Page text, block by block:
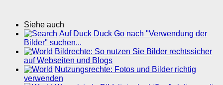
Siehe auch
Auf Duck Duck Go nach "Verwendung der
Bilder" suchen...
Bildrechte: So nutzen Sie Bilder rechtssicher
auf Webseiten und Blogs
Nutzungsrechte: Fotos und Bilder richtig
verwenden